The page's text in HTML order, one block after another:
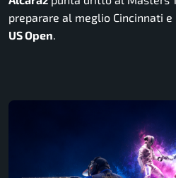
preparare al meglio Cincinnati e
US Open.